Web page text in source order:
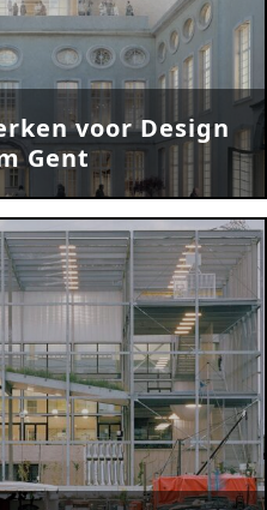
voor Design
Gent